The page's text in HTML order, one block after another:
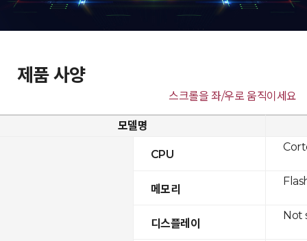
제품 사양
스크롤을 좌/우로 움직이세요
모델명
CPU
메모리
디스플레이
Not